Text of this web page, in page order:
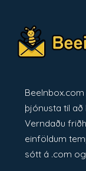
þjónusta til að
Verndaðu
einföldum
sótt á .com